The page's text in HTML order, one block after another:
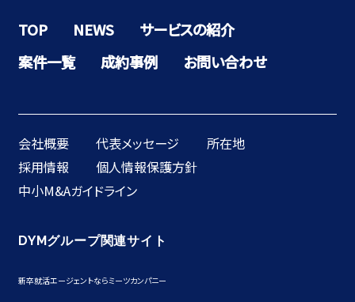
TOP NEWS
サービスの紹介
案件一覧
成約事例 お問い合わせ
会社概要 代表メッセージ
所在地
採用情報
個人情報保護方針
中小M&Aガイドライン
DYMグループ関連サイト
新卒就活エージェントならミーツカンパニー